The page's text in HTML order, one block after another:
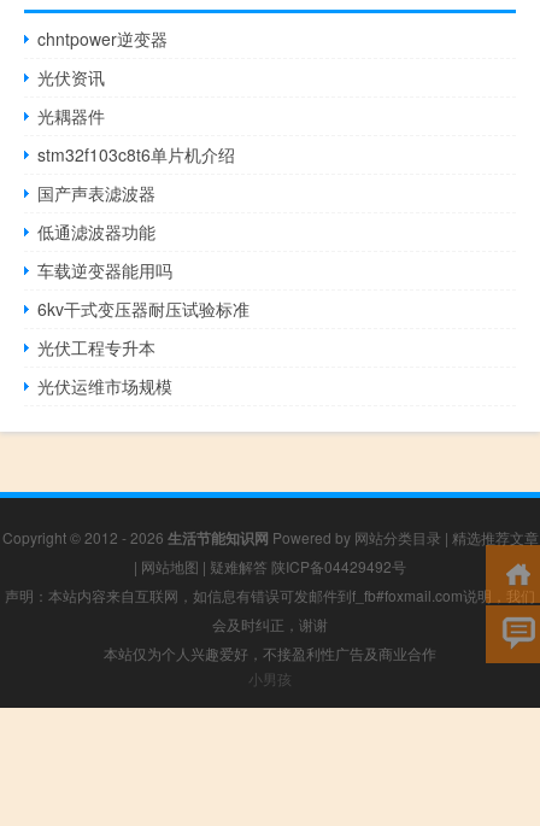
chntpower逆变器
光伏资讯
光耦器件
stm32f103c8t6单片机介绍
国产声表滤波器
低通滤波器功能
车载逆变器能用吗
6kv干式变压器耐压试验标准
光伏工程专升本
光伏运维市场规模
Copyright © 2012 - 2026 生活节能知识网 Powered by 网站分类目录 | 精选推荐文章
| 网站地图 | 疑难解答 陕ICP备04429492号
声明：本站内容来自互联网，如信息有错误可发邮件到f_fb#foxmail.com说明，我们
会及时纠正，谢谢
本站仅为个人兴趣爱好，不接盈利性广告及商业合作
小男孩